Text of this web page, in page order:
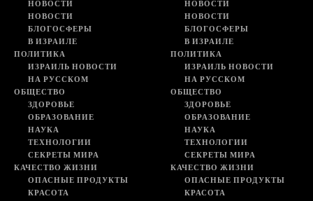
НОВОСТИ
НОВОСТИ
БЛОГОСФЕРЫ
В ИЗРАИЛЕ
ПОЛИТИКА
ИЗРАИЛЬ НОВОСТИ
НА РУССКОМ
ОБЩЕСТВО
ЗДОРОВЬЕ
ОБРАЗОВАНИЕ
НАУКА
ТЕХНОЛОГИИ
СЕКРЕТЫ МИРА
КАЧЕСТВО ЖИЗНИ
ОПАСНЫЕ ПРОДУКТЫ
КРАСОТА
НОВОСТИ
НОВОСТИ
БЛОГОСФЕРЫ
В ИЗРАИЛЕ
ПОЛИТИКА
ИЗРАИЛЬ НОВОСТИ
НА РУССКОМ
ОБЩЕСТВО
ЗДОРОВЬЕ
ОБРАЗОВАНИЕ
НАУКА
ТЕХНОЛОГИИ
СЕКРЕТЫ МИРА
КАЧЕСТВО ЖИЗНИ
ОПАСНЫЕ ПРОДУКТЫ
КРАСОТА